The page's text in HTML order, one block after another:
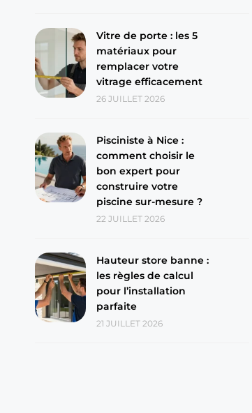
Vitre de porte : les 5
matériaux pour
remplacer votre
vitrage efficacement
26 JUILLET 2026
Pisciniste à Nice :
comment choisir le
bon expert pour
construire votre
piscine sur-mesure ?
22 JUILLET 2026
Hauteur store banne :
les règles de calcul
pour l’installation
parfaite
21 JUILLET 2026